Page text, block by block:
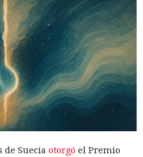
de Suecia otorgó el Premio